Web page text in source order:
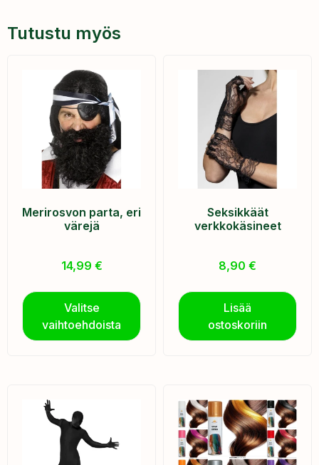
Tutustu myös
Merirosvon parta, eri
värejä
14,99 €
Valitse
vaihtoehdoista
Seksikkäät
verkkokäsineet
8,90 €
Lisää
ostoskoriin